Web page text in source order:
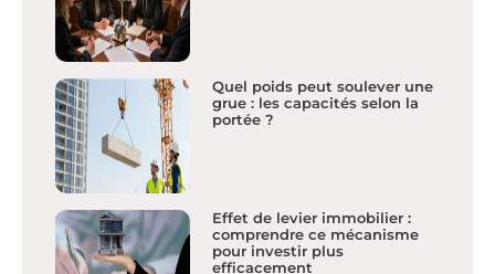
Quel poids peut soulever une
grue : les capacités selon la
portée ?
Effet de levier immobilier :
comprendre ce mécanisme
pour investir plus
efficacement